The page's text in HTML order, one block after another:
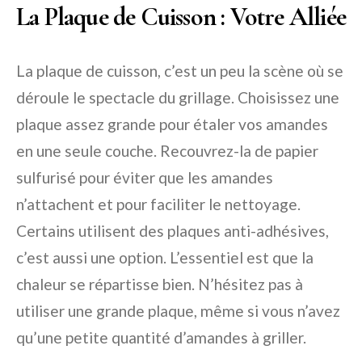
La Plaque de Cuisson : Votre Alliée
La plaque de cuisson, c’est un peu la scène où se
déroule le spectacle du grillage. Choisissez une
plaque assez grande pour étaler vos amandes
en une seule couche. Recouvrez-la de papier
sulfurisé pour éviter que les amandes
n’attachent et pour faciliter le nettoyage.
Certains utilisent des plaques anti-adhésives,
c’est aussi une option. L’essentiel est que la
chaleur se répartisse bien. N’hésitez pas à
utiliser une grande plaque, même si vous n’avez
qu’une petite quantité d’amandes à griller.